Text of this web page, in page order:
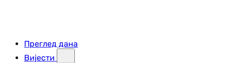
Преглед дана
Вијести